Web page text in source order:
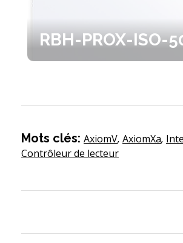
RBH-PROX-ISO-
Mots clés: AxiomV, AxiomXa,
Contrôleur de lecteur